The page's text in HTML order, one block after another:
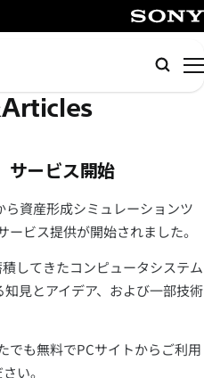
検
索
サービス開始
資産形成シミュレーションツ
ビス提供が開始されました。
してきたコンピュータシステム
見とアイデア、および一部技術
でも無料でPCサイトからご利用
い。